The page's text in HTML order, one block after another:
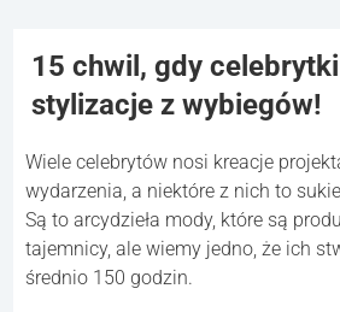
15 chwil, gdy
stylizacje z wybiegów!
Wiele celebrytów nosi kreacje
wydarzenia, a niektóre z nich to
Są to arcydzieła mody, które są
tajemnicy, ale wiemy jedno, że ich
średnio 150 godzin.